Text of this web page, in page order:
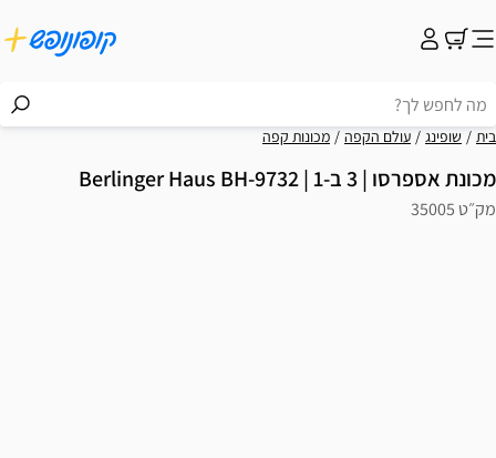
בית שופינג עולם הקפה מכונות קפה
מכונת אספרסו | 3 ב-1 | Berlinger Haus BH-9732
מק״ט 35005